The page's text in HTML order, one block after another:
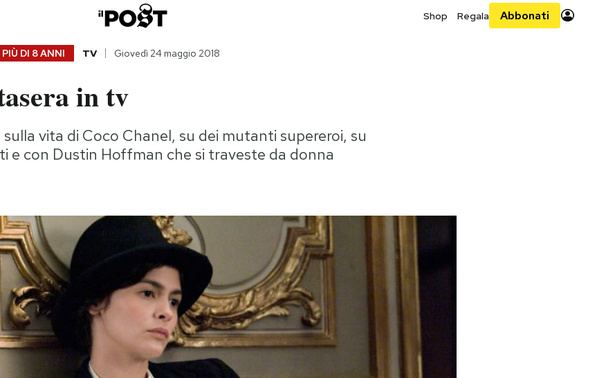
Shop Regala Abbonati
DI 8 ANNI TV Giovedì 24 maggio 2018
in tv
vita di Coco Chanel, su dei mutanti supereroi, su
e con Dustin Hoffman che si traveste da donna